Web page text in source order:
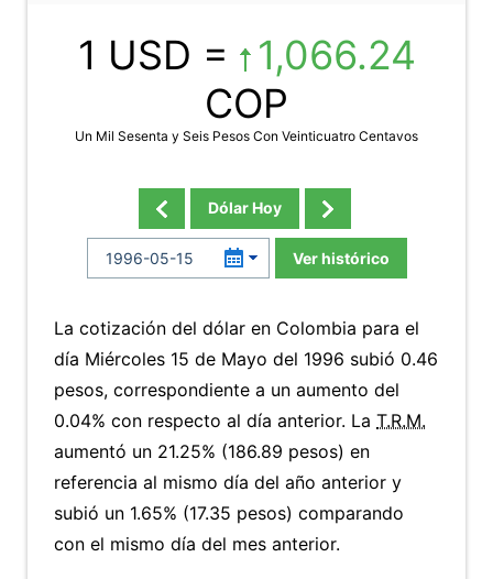
1 USD =
1,066.24
COP
Un Mil Sesenta y Seis Pesos Con Veinticuatro Centavos
Dólar Hoy
Ver histórico
La cotización del dólar en Colombia para el
día Miércoles 15 de Mayo del 1996 subió 0.46
pesos, correspondiente a un aumento del
0.04% con respecto al día anterior. La T.R.M.
aumentó un 21.25% (186.89 pesos) en
referencia al mismo día del año anterior y
subió un 1.65% (17.35 pesos) comparando
con el mismo día del mes anterior.